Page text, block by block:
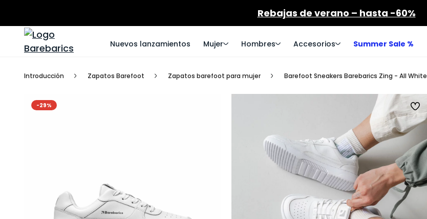
Rebajas de verano – hasta -60%
Nuevos lanzamientos Mujer Hombres Accesorios Summer Sale %
Introducción Zapatos Barefoot Zapatos barefoot para mujer Barefoot Sneakers Barebarics Zing - All White
-29%